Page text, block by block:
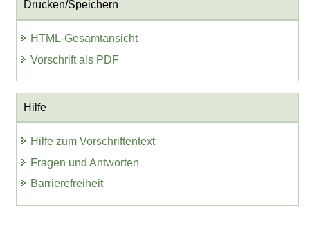
Drucken/Speichern
HTML-Gesamtansicht
Vorschrift als PDF
Hilfe
Hilfe zum Vorschriftentext
Fragen und Antworten
Barrierefreiheit